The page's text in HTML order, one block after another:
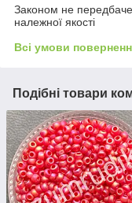
Законом не
належної якості
Всі умови
Подібні товари